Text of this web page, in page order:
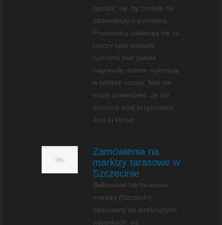
zgodzić się, by została nie
zadowalająco porządna.
Pracownicy zabierają się za
rzeczy typu podesty
ruchome bez zwłokii
naprawdę dobrze wykonują
w krótkim czasie. Nikt nie
może powiedzieć, że nie
możemy tutaj przychodzić.
Jest tu klimat...
Zamówienia na
markizy tarasowe w
Szczecinie
Balkonowe lub tarasowe
markizy (Szczecin)
zamówimy na atrakcyjnych
warunkach, na